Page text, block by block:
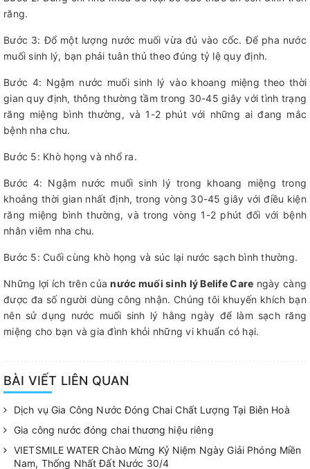
răng.
Bước 3: Đổ một lượng nước muối vừa đủ vào cốc. Để pha nước
muối sinh lý, bạn phải tuân thủ theo đúng tỷ lệ quy định.
Bước 4: Ngậm nước muối sinh lý vào khoang miệng theo thời
gian quy định, thông thường tầm trong 30-45 giây với tình trạng
răng miệng bình thường, và 1-2 phút với những ai đang mắc
bệnh nha chu.
Bước 5: Khò họng và nhổ ra.
Bước 4: Ngậm nước muối sinh lý trong khoang miệng trong
khoảng thời gian nhất định, trong vòng 30-45 giây với điều kiện
răng miệng bình thường, và trong vòng 1-2 phút đối với bệnh
nhân viêm nha chu.
Bước 5: Cuối cùng khò họng và súc lại nước sạch bình thường.
Những lợi ích trên củanước muối sinh lý Belife Care ngày càng
được đa số người dùng công nhận. Chúng tôi khuyến khích bạn
nên sử dụng nước muối sinh lý hằng ngày để làm sạch răng
miệng cho bạn và gia đình khỏi những vi khuẩn có hại.
BÀI VIẾT LIÊN QUAN
Dịch vụ Gia Công Nước Đóng Chai Chất Lượng Tại Biên Hoà
Gia công nước đóng chai thương hiệu riêng
VIETSMILE WATER Chào Mừng Kỷ Niệm Ngày Giải Phóng Miền
Nam, Thống Nhất Đất Nước 30/4